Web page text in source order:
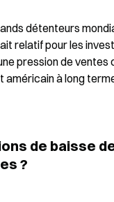
détenteurs
relatif pour les
pression de
à long
de baisse
?